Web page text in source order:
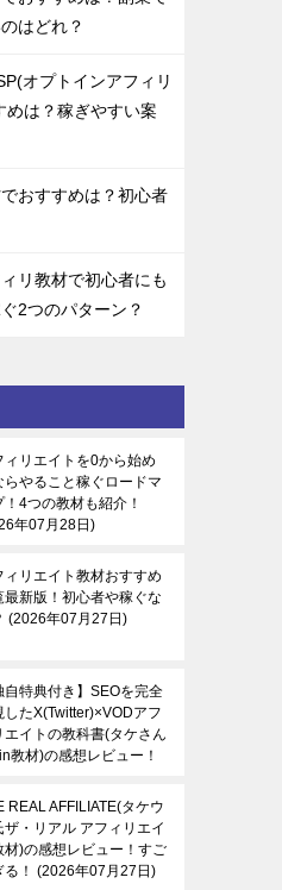
はどれ？
オプトインアフィリ
めは？稼ぎやすい案
おすすめは？初心者
リ教材で初心者にも
2つのパターン？
ィリエイトを0から始め
らやること稼ぐロードマ
！4つの教材も紹介！
年07月28日
ィリエイト教材おすすめ
最新版！初心者や稼ぐな
2026年07月27日
自特典付き】SEOを完全
したX(Twitter)×VODアフ
エイトの教科書(タケさん
教材)の感想レビュー！
日
REAL AFFILIATE(タケウ
ザ・リアル アフィリエイ
材)の感想レビュー！すご
！
2026年07月27日